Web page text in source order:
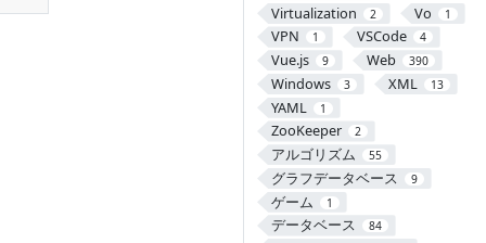
Virtualization 2 Vo 1
VPN 1 VSCode 4
Vue.js 9 Web 390
Windows 3 XML 13
YAML 1
ZooKeeper 2
アルゴリズム 55
グラフデータベース 9
ゲーム 1
データベース 84